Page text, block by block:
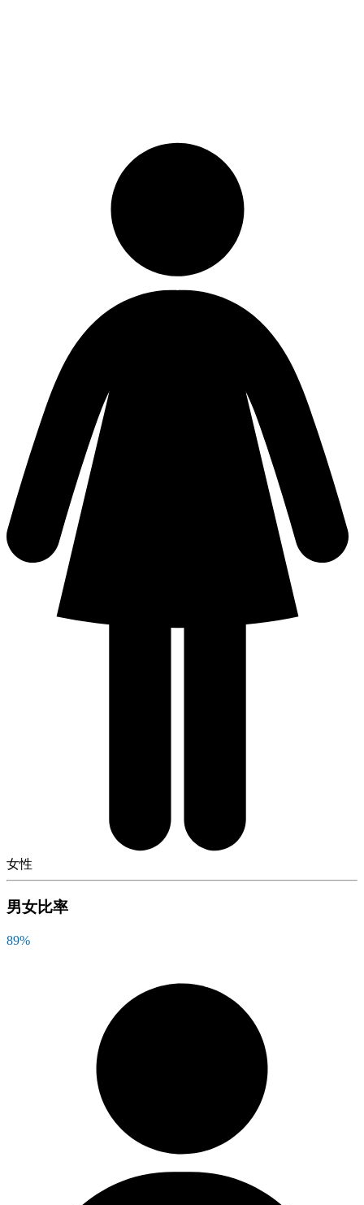
女性
男女比率
89%